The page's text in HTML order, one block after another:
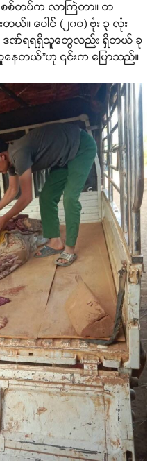
စစ်တပ်က လာကြဲတာ။ တ
။ ပေါင် (၂၀၀) ဗုံး ၃ လုံး
ဒဏ်ရရရှိသူတွေလည်း ရှိတယ် ခု
ေတယ်”ဟု ၎င်းက ပြောသည်။